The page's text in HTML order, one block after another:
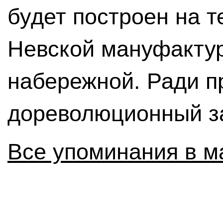
будет построен на
Невской
набережной. Ради
дореволюционный
Все упоминания в